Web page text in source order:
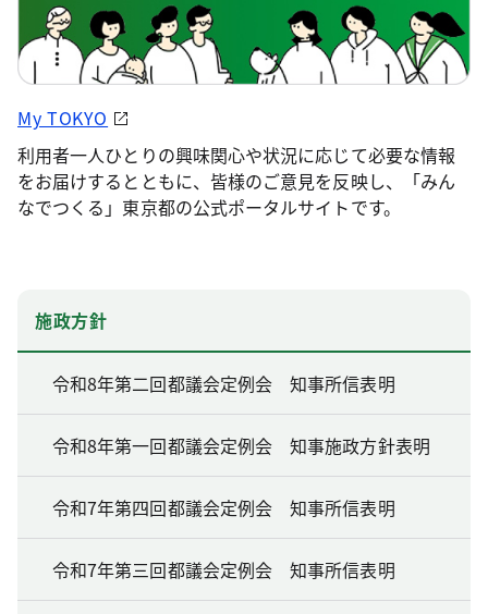
My TOKYO
利用者一人ひとりの興味関心や状況に応じて必要な情報
をお届けするとともに、皆様のご意見を反映し、「みん
なでつくる」東京都の公式ポータルサイトです。
施政方針
令和8年第二回都議会定例会 知事所信表明
令和8年第一回都議会定例会 知事施政方針表明
令和7年第四回都議会定例会 知事所信表明
令和7年第三回都議会定例会 知事所信表明